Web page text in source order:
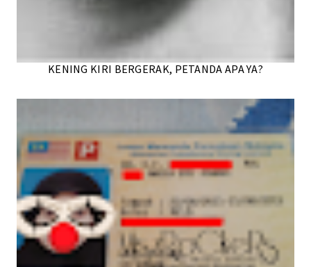
KENING KIRI BERGERAK, PETANDA APA YA?